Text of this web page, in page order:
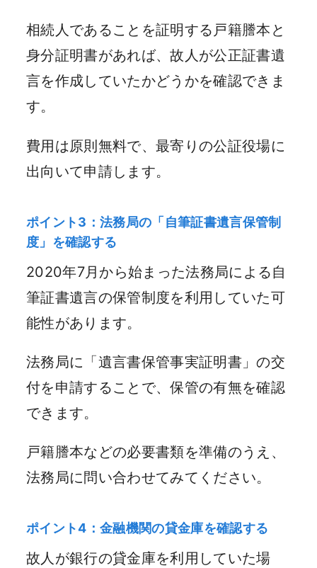
相続人であることを証明する戸籍謄本と
身分証明書があれば、故人が公正証書遺
言を作成していたかどうかを確認できま
す。
費用は原則無料で、最寄りの公証役場に
出向いて申請します。
ポイント3：法務局の「自筆証書遺言保管制
度」を確認する
2020年7月から始まった法務局による自
筆証書遺言の保管制度を利用していた可
能性があります。
法務局に「遺言書保管事実証明書」の交
付を申請することで、保管の有無を確認
できます。
戸籍謄本などの必要書類を準備のうえ、
法務局に問い合わせてみてください。
ポイント4：金融機関の貸金庫を確認する
故人が銀行の貸金庫を利用していた場